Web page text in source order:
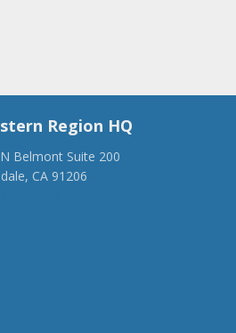
Region HQ
Belmont Suite 200
CA 91206